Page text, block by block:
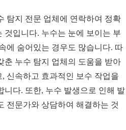
탐지 전문 업체에 연락하여 정확
것입니다. 누수는 눈에 보이는 부
에 숨어있는 경우도 많습니다. 따
춘 누수 탐지 업체의 도움을 받아
신속하고 효과적인 보수 작업을
니다. 또한, 누수 발생으로 인해 발
전문가와 상담하여 해결하는 것